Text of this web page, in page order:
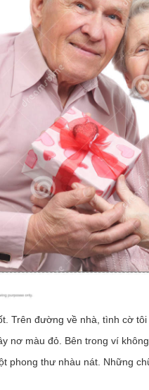
Trên đường về nhà, tình cờ
nơ màu đỏ. Bên trong ví
phong thư nhàu nát. Những